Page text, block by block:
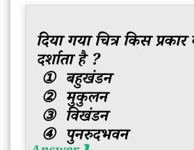
दिया गया चित्र किस
दर्शाता है ?
① बहुखंडन
② मुकुलन
③ विखंडन
④ पुनरुदभवन